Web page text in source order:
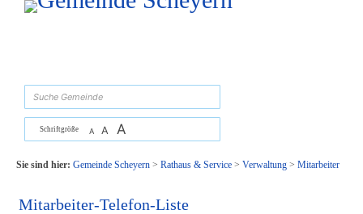
Zum Inhalt, zur Navigationoder zur Startseite springen.
Schriftgröße A A A
Sie sind hier: Gemeinde Scheyern> Rathaus & Service> Verwaltung> Mitarbeiter
Mitarbeiter-Telefon-Liste